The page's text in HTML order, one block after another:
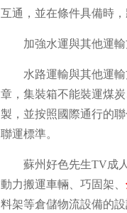
互通，並在條件具備時
加強水運與其他運
水路運輸與其他運
章，集裝箱不能裝運煤
製，並按照國際通行的
聯運標準。
蘇州好色先生TV成
動力搬運車輛、巧固架、
料架等倉儲物流設備的